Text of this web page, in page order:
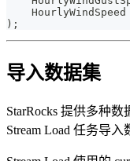
HourlyWindSpeed
) ;
导入数据集
StarRocks 提供多种
Stream Load 任务导入